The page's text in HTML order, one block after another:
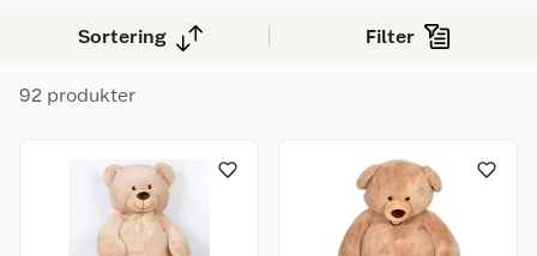
Sortering Filter
92 produkter